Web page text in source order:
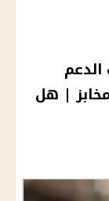
| هل